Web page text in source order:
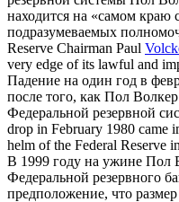
находится на «самом краю
подразумеваемых
Reserve Chairman Paul
very edge of its lawful and
Падение на один год в
после того, как Пол Волкер
Федеральной резервной
drop in February 1980 came
helm of the Federal Reserve
В 1999 году на ужине Пол
Федеральной резервного
предположение, что